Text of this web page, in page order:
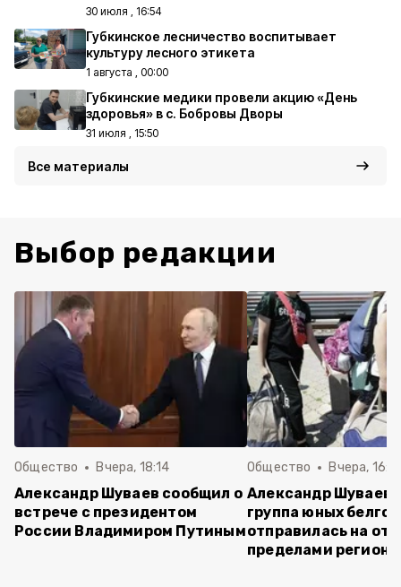
30 июля , 16:54
Губкинское лесничество воспитывает
культуру лесного этикета
1 августа , 00:00
Губкинские медики провели акцию «День
здоровья» в с. Бобровы Дворы
31 июля , 15:50
Все материалы
Выбор редакции
Общество Вчера, 18:14
Александр Шуваев сообщил о
встрече с президентом
России Владимиром Путиным
Общество Вчера,
Александр Шуваев:
группа юных
отправилась на
пределами региона